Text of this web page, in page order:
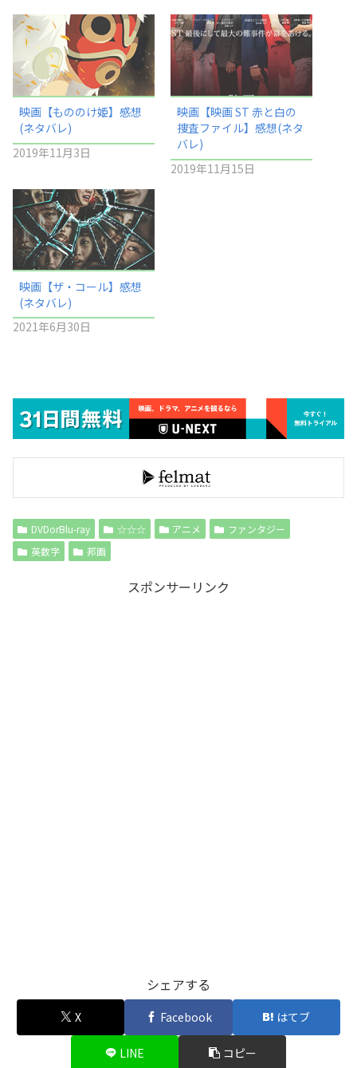
映画【もののけ姫】感想
(ネタバレ)
2019年11月3日
映画【映画 ST 赤と白の
捜査ファイル】感想(ネタ
バレ)
2019年11月15日
映画【ザ・コール】感想
(ネタバレ)
2021年6月30日
DVDorBlu-ray ☆☆☆ アニメ
ファンタジー
英数字
邦画
スポンサーリンク
シェアする
X Facebook はてブ
LINE コピー